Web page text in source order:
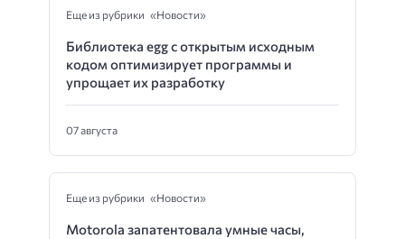
Еще из рубрики «Новости»
Библиотека egg с открытым исходным
кодом оптимизирует программы и
упрощает их разработку
07 августа
Еще из рубрики «Новости»
Motorola запатентовала умные часы,